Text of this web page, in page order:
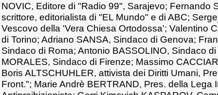
NOVIC, Editore di "Radio 99", Sarajevo; Fernando
scrittore, editorialista di "EL Mundo" e di ABC;
Vescovo della 'Vera Chiesa Ortodossa'; Valentino
di Torino; Adriano SANSA, Sindaco di Genova;
Sindaco di Roma; Antonio BASSOLINO, Sindaco
MORALES, Sindaco di Firenze; Massimo
Boris ALTSCHUHLER, attivista dei Diritti Umani,
Front."; Marie Andrè BERTRAND, Pres. della Lega